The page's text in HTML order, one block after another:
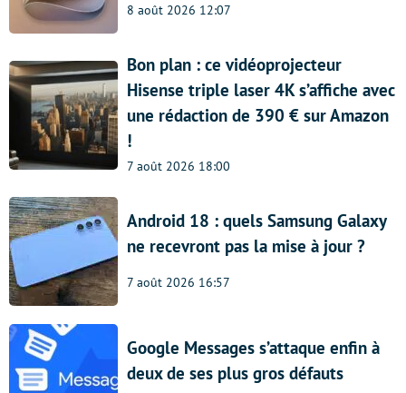
8 août 2026 12:07
Bon plan : ce vidéoprojecteur
Hisense triple laser 4K s’affiche avec
une rédaction de 390 € sur Amazon
!
7 août 2026 18:00
Android 18 : quels Samsung Galaxy
ne recevront pas la mise à jour ?
7 août 2026 16:57
Google Messages s’attaque enfin à
deux de ses plus gros défauts